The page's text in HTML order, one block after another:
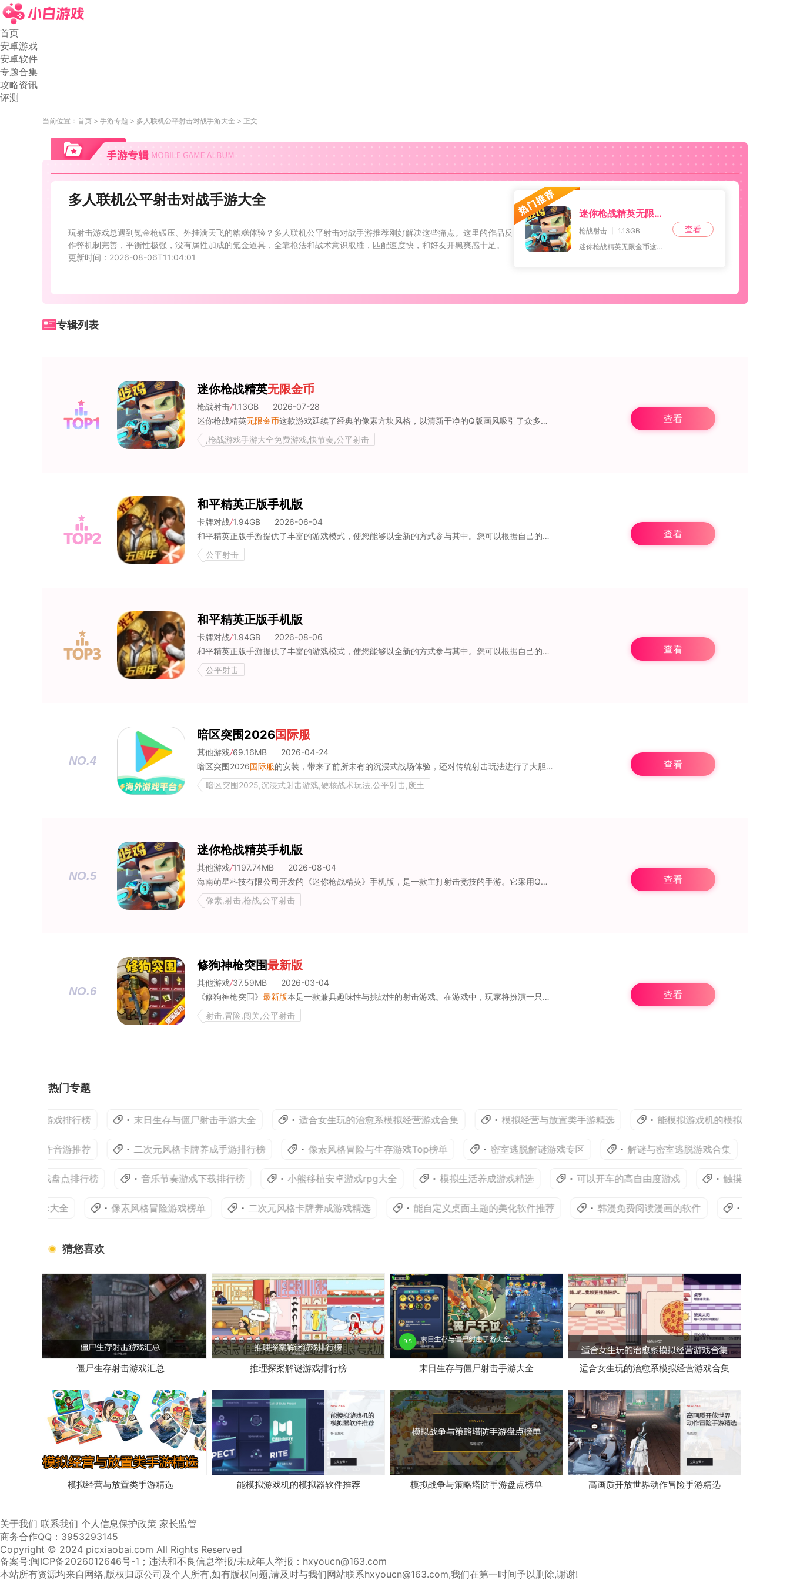
首页
安卓游戏
安卓软件
专题合集
攻略资讯
评测
当前位置： 首页 手游专题 多人联机公平射击对战手游大全 正文
多人联机公平射击对战手游大全
玩射击游戏总遇到氪金枪碾压、外挂满天飞的糟糕体验？多人联机公平射击对战手游推荐刚好解决这些痛点。这里的作品反
作弊机制完善，平衡性极强，没有属性加成的氪金道具，全靠枪法和战术意识取胜，匹配速度快，和好友开黑爽感十足。
更新时间：2026-08-06T11:04:01
迷你枪战精英无限金币
枪战射击 丨 1.13GB
迷你枪战精英无限金币这款游戏延续了经典的像素方块风格，以清新干净的Q版画风吸引了众多玩家。游戏的视觉设计不仅保持了怀旧的感觉，同时也融入了现代的元素，使得整体画
查看
专辑列表
迷你枪战精英无限金币
枪战射击/1.13GB
2026-07-28
迷你枪战精英无限金币这款游戏延续了经典的像素方块风格，以清新干净的Q版画风吸引了众多玩家。游戏的视觉设计不仅保持了怀旧的感觉，同时也融入了现代的元素，使得整体画
,枪战游戏手游大全免费游戏,快节奏,公平射击
查看
和平精英正版手机版
卡牌对战/1.94GB
2026-06-04
和平精英正版手游提供了丰富的游戏模式，使您能够以全新的方式参与其中。您可以根据自己的需求，选择参加多种类型的比赛。游戏评测在游戏中，武器拥
公平射击
查看
和平精英正版手机版
卡牌对战/1.94GB
2026-08-06
和平精英正版手游提供了丰富的游戏模式，使您能够以全新的方式参与其中。您可以根据自己的需求，选择参加多种类型的比赛。游戏评测在游戏中，武器拥
公平射击
查看
NO.4
暗区突围2026国际服
其他游戏/69.16MB
2026-04-24
暗区突围2026国际服的安装，带来了前所未有的沉浸式战场体验，还对传统射击玩法进行了大胆颠覆。相较于传统射击竞技游戏，它不仅具备更为逼真、仿佛身临其境般的战斗感
暗区突围2025,沉浸式射击游戏,硬核战术玩法,公平射击,废土
查看
NO.5
迷你枪战精英手机版
其他游戏/1197.74MB
2026-08-04
海南萌星科技有限公司开发的《迷你枪战精英》手机版，是一款主打射击竞技的手游。它采用Q萌的美术风格，设计了种类繁多的地图场景，同时提供排位赛、团队竞技、狙神挑战等
像素,射击,枪战,公平射击
查看
NO.6
修狗神枪突围最新版
其他游戏/37.59MB
2026-03-04
《修狗神枪突围》 最新版本是一款兼具趣味性与挑战性的射击游戏。在游戏中，玩家将扮演一只勇敢的狗狗，在危机四伏、敌人环伺的环境里全力突破包围。这款游戏巧妙融合了射击
射击,冒险,闯关,公平射击
查看
热门专题
解谜游戏排行榜 末日生存与僵尸射击手游大全 适合女生玩的治愈系模拟经营游戏合集 模拟经营与放置类手游精选 能模拟游戏机的模拟器软件推荐
的动作音游推荐 二次元风格卡牌养成手游排行榜 像素风格冒险与生存游戏Top榜单 密室逃脱解谜游戏专区 解谜与密室逃脱游戏合集
除游戏盘点排行榜 音乐节奏游戏下载排行榜 小熊移植安卓游戏rpg大全 模拟生活养成游戏精选 可以开车的高自由度游戏 触摸互动游戏手游大
Cimoc大全 像素风格冒险游戏榜单 二次元风格卡牌养成游戏精选 能自定义桌面主题的美化软件推荐 韩漫免费阅读漫画的软件 Lightroom大
猜您喜欢
僵尸生存射击游戏汇总 推理探案解谜游戏排行榜 末日生存与僵尸射击手游大全 适合女生玩的治愈系模拟经营游戏合集
模拟经营与放置类手游精选 能模拟游戏机的模拟器软件推荐 模拟战争与策略塔防手游盘点榜单 高画质开放世界动作冒险手游精选
关于我们 联系我们 个人信息保护政策 家长监管
商务合作QQ：3953293145
Copyright © 2024 picxiaobai.com All Rights Reserved
备案号:闽ICP备2026012646号-1 ；违法和不良信息举报/未成年人举报：hxyoucn@163.com
本站所有资源均来自网络,版权归原公司及个人所有,如有版权问题,请及时与我们网站联系hxyoucn@163.com,我们在第一时间予以删除,谢谢!